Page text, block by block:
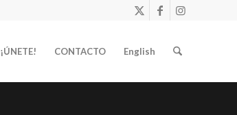
¡ÚNETE! CONTACTO English